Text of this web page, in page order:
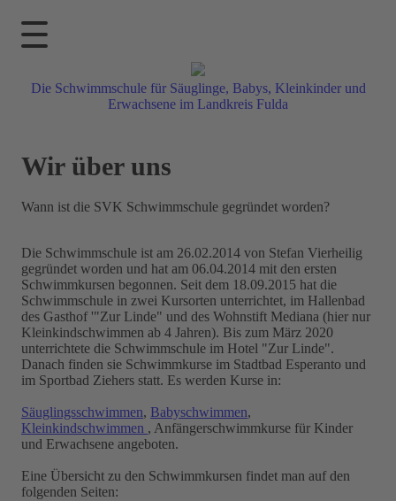
Die Schwimmschule für Säuglinge, Babys, Kleinkinder und
Erwachsene im Landkreis Fulda
Wir über uns
Wann ist die SVK Schwimmschule gegründet worden?
Die Schwimmschule ist am 26.02.2014 von Stefan Vierheilig
gegründet worden und hat am 06.04.2014 mit den ersten
Schwimmkursen begonnen. Seit dem 18.09.2015 hat die
Schwimmschule in zwei Kursorten unterrichtet, im Hallenbad
des Gasthof '"Zur Linde" und des Wohnstift Mediana (hier nur
Kleinkindschwimmen ab 4 Jahren). Bis zum März 2020
unterrichtete die Schwimmschule im Hotel "Zur Linde".
Danach finden sie Schwimmkurse im Stadtbad Esperanto und
im Sportbad Ziehers statt. Es werden Kurse in:
Säuglingsschwimmen, Babyschwimmen,
Kleinkindschwimmen , Anfängerschwimmkurse für Kinder
und Erwachsene angeboten.
Eine Übersicht zu den Schwimmkursen findet man auf den
folgenden Seiten: